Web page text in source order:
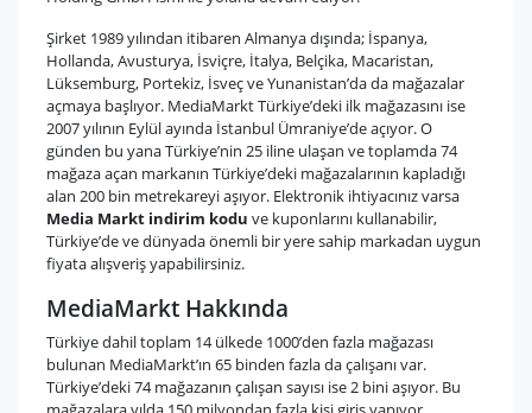
Şirket 1989 yılından itibaren Almanya dışında; İspanya,
Hollanda, Avusturya, İsviçre, İtalya, Belçika, Macaristan,
Lüksemburg, Portekiz, İsveç ve Yunanistan’da da mağazalar
açmaya başlıyor. MediaMarkt Türkiye’deki ilk mağazasını ise
2007 yılının Eylül ayında İstanbul Ümraniye’de açıyor. O
günden bu yana Türkiye’nin 25 iline ulaşan ve toplamda 74
mağaza açan markanın Türkiye’deki mağazalarının kapladığı
alan 200 bin metrekareyi aşıyor. Elektronik ihtiyacınız varsa
Media Markt indirim kodu ve kuponlarını kullanabilir,
Türkiye’de ve dünyada önemli bir yere sahip markadan uygun
fiyata alışveriş yapabilirsiniz.
MediaMarkt Hakkında
Türkiye dahil toplam 14 ülkede 1000’den fazla mağazası
bulunan MediaMarkt’ın 65 binden fazla da çalışanı var.
Türkiye’deki 74 mağazanın çalışan sayısı ise 2 bini aşıyor. Bu